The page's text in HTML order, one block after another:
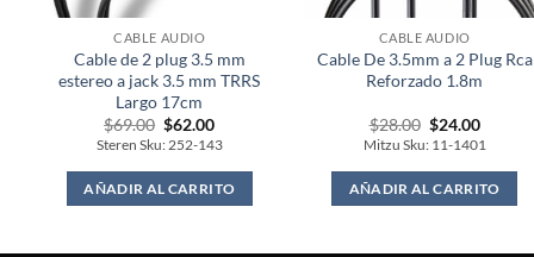
CABLE AUDIO
Cable de 2 plug 3.5 mm
estereo a jack 3.5 mm TRRS
Largo 17cm
$69.00 Original
price
was:
$69.00.
$62.00Current
price
is:
$62.00.
Steren Sku: 252-143
AÑADIR AL CARRITO
CABLE AUDIO
Cable De 3.5mm a 2 Plug Rca
Reforzado 1.8m
$28.00 Original
price
was:
$28.00.
$24.00Current
price
is:
$24.00.
Mitzu Sku: 11-1401
AÑADIR AL CARRITO